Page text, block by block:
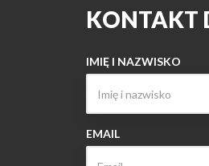
KONTAKT
IMIĘ I NAZWISKO
EMAIL